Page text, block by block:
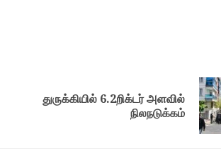
Previousதுருக்கியில் 6.2றிக்டர் அளவில்
நிலநடுக்கம்